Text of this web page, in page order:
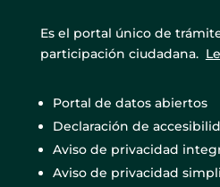
Es el portal único de
participación ciudadana.
Portal de datos abiertos
Declaración de
Aviso de privacidad
Aviso de privacidad